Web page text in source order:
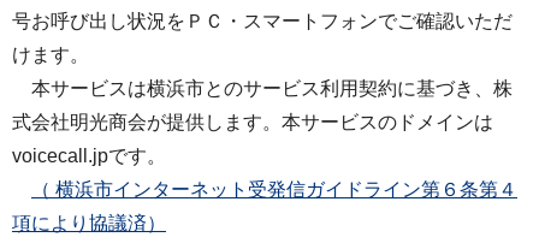
号お呼び出し状況をＰＣ・スマートフォンでご確認いただ
けます。
本サービスは横浜市とのサービス利用契約に基づき、株
式会社明光商会が提供します。本サービスのドメインは
voicecall.jpです。
（ 横浜市インターネット受発信ガイドライン第６条第４
項により協議済）